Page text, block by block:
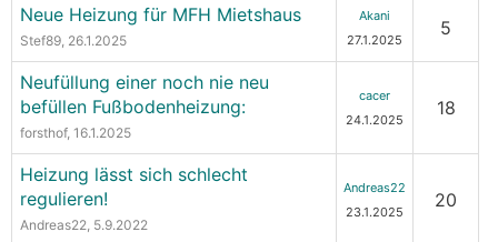
Neue Heizung für MFH Mietshaus
Stef89, 26.1.2025
Akani
27.1.2025
5
Neufüllung einer noch nie neu
befüllen Fußbodenheizung:
forsthof, 16.1.2025
cacer
24.1.2025
18
Heizung lässt sich schlecht
regulieren!
Andreas22, 5.9.2022
Andreas22
23.1.2025
20